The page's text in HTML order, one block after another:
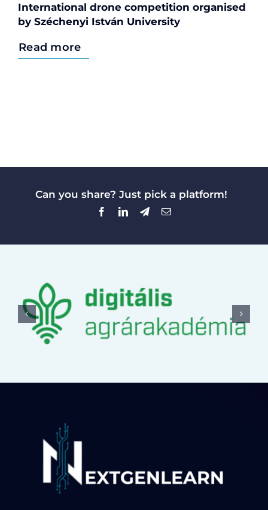
International drone competition organised
by Széchenyi István University
Read more
Can you share? Just pick a platform!